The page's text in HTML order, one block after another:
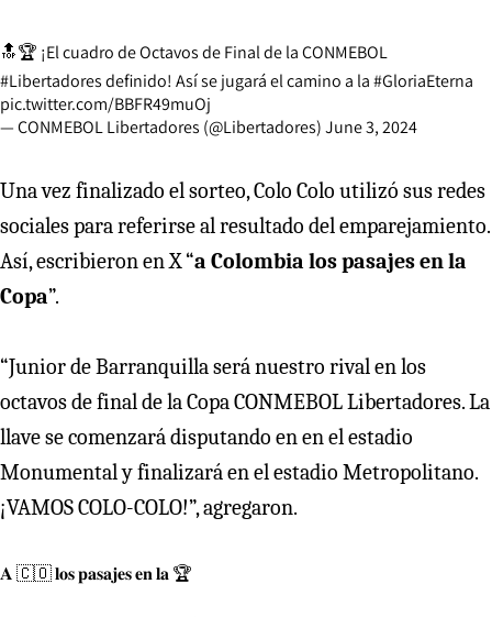
🔝🏆 ¡El cuadro de Octavos de Final de la CONMEBOL
#Libertadoresdefinido! Así se jugará el camino a la#GloriaEterna
pic.twitter.com/BBFR49muOj
— CONMEBOL Libertadores (@Libertadores)June 3, 2024
Una vez finalizado el sorteo, Colo Colo utilizó sus redes
sociales para referirse al resultado del emparejamiento.
Así, escribieron en X “a Colombia los pasajes en la
Copa”.
“Junior de Barranquilla será nuestro rival en los
octavos de final de la Copa CONMEBOL Libertadores. La
llave se comenzará disputando en en el estadio
Monumental y finalizará en el estadio Metropolitano.
¡VAMOS COLO-COLO!”, agregaron.
𝐀 🇨🇴 𝐥𝐨𝐬 𝐩𝐚𝐬𝐚𝐣𝐞𝐬 𝐞𝐧 𝐥𝐚 🏆